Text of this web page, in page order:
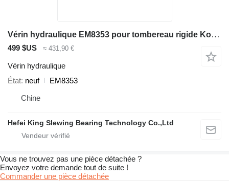
Vérin hydraulique EM8353 pour tombereau rigide Komatsu HD830E
499 $US ≈ 431,90 €
Vérin hydraulique
État neuf
EM8353
Chine
Hefei King Slewing Bearing Technology Co.,Ltd
Vous ne trouvez pas une pièce détachée ?
Envoyez votre demande tout de suite !
Commander une pièce détachée